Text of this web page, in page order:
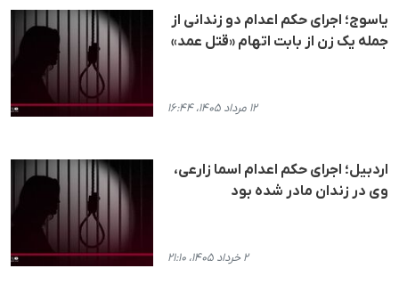
یاسوج؛ اجرای حکم اعدام دو زندانی از
جمله یک زن از بابت اتهام «قتل عمد»
۱۲ مرداد ۱۴۰۵، ۱۶:۴۴
اردبیل؛ اجرای حکم اعدام اسما زارعی،
وی در زندان مادر شده بود
۲ خرداد ۱۴۰۵، ۲۱:۱۰